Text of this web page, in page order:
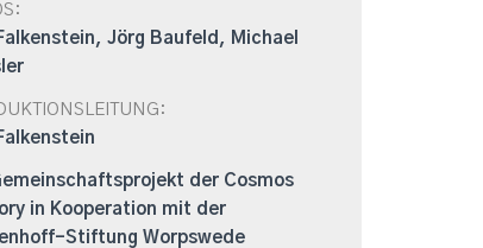
Jörg Baufeld, Michael
der Cosmos
in Kooperation mit der
Stiftung Worpswede